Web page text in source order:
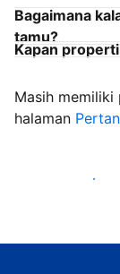
Bagaimana
tamu?
Kapan
Masih memiliki
halaman
Mulai